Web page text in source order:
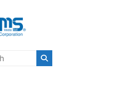
ド商品｜株式会社
輸入商品には、日本では珍しい「海外ブ
品」「機能的な商品」「コストパフォー
CNY Fes2 SS21